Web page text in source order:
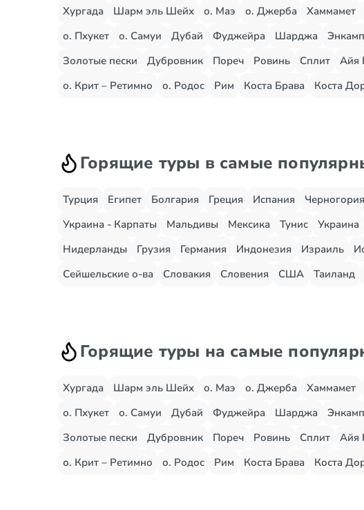
Хургада Шарм эль Шейх о. Маэ о. Джерба Хаммамет
о. Пхукет
о. Самуи Дубай Фуджейра Шарджа Энкамп
Золотые пески
Дубровник Пореч Ровинь Сплит Айя
о. Крит – Ретимно
о. Родос Рим Коста Брава Коста
Горящие туры в самые
Турция Египет Болгария Греция Испания Черногория
Украина - Карпаты
Мальдивы Мексика Тунис Украина
Нидерланды
Грузия Германия Индонезия Израиль
Сейшельские о-ва
Словакия Словения США Таиланд
Горящие туры на самые
Хургада Шарм эль Шейх о. Маэ о. Джерба Хаммамет
о. Пхукет
о. Самуи Дубай Фуджейра Шарджа Энкамп
Золотые пески
Дубровник Пореч Ровинь Сплит Айя
о. Крит – Ретимно
о. Родос Рим Коста Брава Коста